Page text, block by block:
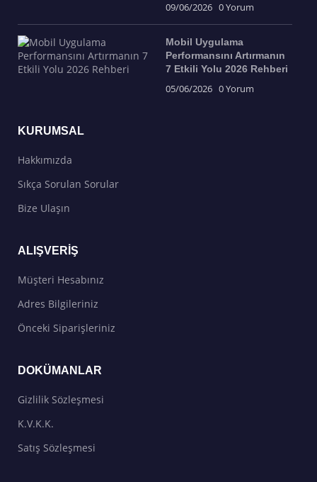
09/06/2026 0 Yorum
Mobil Uygulama
Performansını Artırmanın
7 Etkili Yolu 2026 Rehberi
05/06/2026 0 Yorum
KURUMSAL
Hakkımızda
Sıkça Sorulan Sorular
Bize Ulaşın
ALIŞVERIŞ
Müşteri Hesabınız
Adres Bilgileriniz
Önceki Siparişleriniz
DOKÜMANLAR
Gizlilik Sözleşmesi
K.V.K.K.
Satış Sözleşmesi